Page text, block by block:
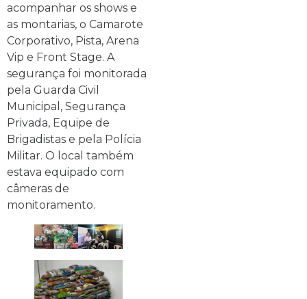
acompanhar os shows e
as montarias, o Camarote
Corporativo, Pista, Arena
Vip e Front Stage. A
segurança foi monitorada
pela Guarda Civil
Municipal, Segurança
Privada, Equipe de
Brigadistas e pela Polícia
Militar. O local também
estava equipado com
câmeras de
monitoramento.